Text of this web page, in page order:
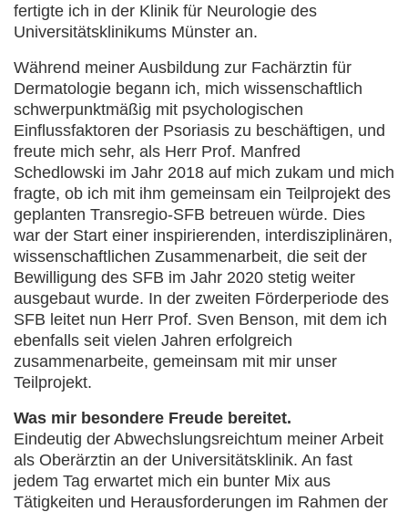
fertigte ich in der Klinik für Neurologie des
Universitätsklinikums Münster an.
Während meiner Ausbildung zur Fachärztin für
Dermatologie begann ich, mich wissenschaftlich
schwerpunktmäßig mit psychologischen
Einflussfaktoren der Psoriasis zu beschäftigen, und
freute mich sehr, als Herr Prof. Manfred
Schedlowski im Jahr 2018 auf mich zukam und mich
fragte, ob ich mit ihm gemeinsam ein Teilprojekt des
geplanten Transregio-SFB betreuen würde. Dies
war der Start einer inspirierenden, interdisziplinären,
wissenschaftlichen Zusammenarbeit, die seit der
Bewilligung des SFB im Jahr 2020 stetig weiter
ausgebaut wurde. In der zweiten Förderperiode des
SFB leitet nun Herr Prof. Sven Benson, mit dem ich
ebenfalls seit vielen Jahren erfolgreich
zusammenarbeite, gemeinsam mit mir unser
Teilprojekt.
Was mir besondere Freude bereitet.
Eindeutig der Abwechslungsreichtum meiner Arbeit
als Oberärztin an der Universitätsklinik. An fast
jedem Tag erwartet mich ein bunter Mix aus
Tätigkeiten und Herausforderungen im Rahmen der